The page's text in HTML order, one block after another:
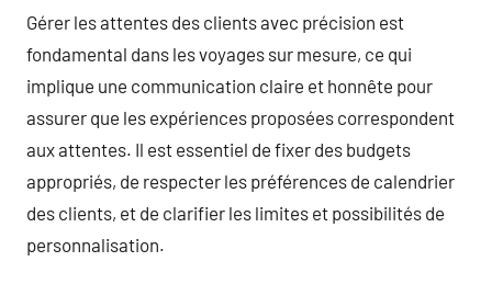
Gérer les attentes des clients avec précision est
fondamental dans les voyages sur mesure, ce qui
implique une communication claire et honnête pour
assurer que les expériences proposées correspondent
aux attentes. Il est essentiel de fixer des budgets
appropriés, de respecter les préférences de calendrier
des clients, et de clarifier les limites et possibilités de
personnalisation.